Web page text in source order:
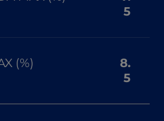
5
(%)
8.
5